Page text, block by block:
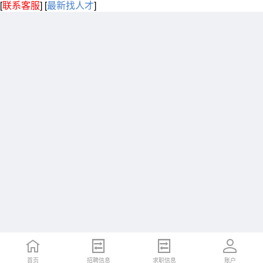
[联系客服] [最新找人才]
首页 招聘信息 求职信息 账户